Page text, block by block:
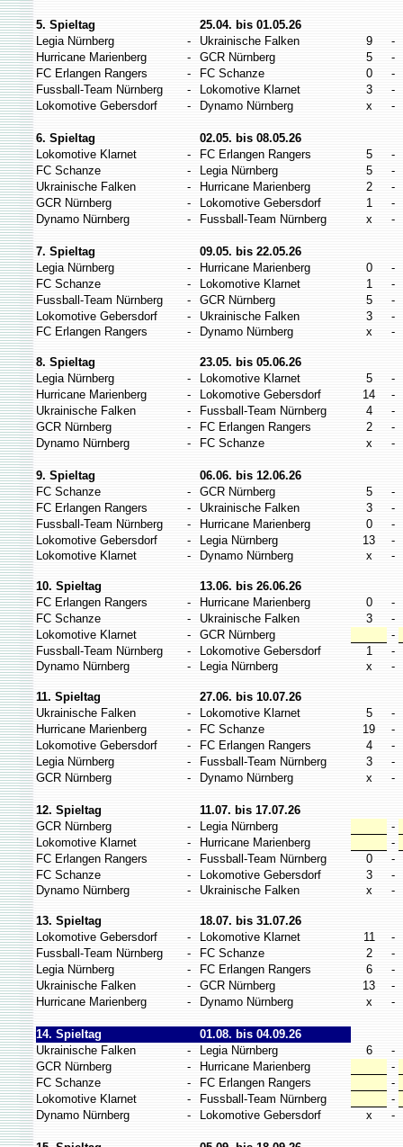
5. Spieltag
25.04. bis 01.05.26
Legia Nürnberg
- Ukrainische Falken 9
-
Hurricane Marienberg
- GCR Nürnberg 5
-
FC Erlangen Rangers
- FC Schanze 0
-
Fussball-Team Nürnberg
- Lokomotive Klarnet 3
-
Lokomotive Gebersdorf
- Dynamo Nürnberg x -
6. Spieltag
02.05. bis 08.05.26
Lokomotive Klarnet
- FC Erlangen Rangers 5
-
FC Schanze
- Legia Nürnberg 5
-
Ukrainische Falken
- Hurricane Marienberg 2
-
GCR Nürnberg
- Lokomotive Gebersdorf 1
-
Dynamo Nürnberg
- Fussball-Team Nürnberg x -
7. Spieltag
09.05. bis 22.05.26
Legia Nürnberg
- Hurricane Marienberg 0
-
FC Schanze
- Lokomotive Klarnet 1
-
Fussball-Team Nürnberg
- GCR Nürnberg 5
-
Lokomotive Gebersdorf
- Ukrainische Falken 3
-
FC Erlangen Rangers
- Dynamo Nürnberg x -
8. Spieltag
23.05. bis 05.06.26
Legia Nürnberg
- Lokomotive Klarnet 5
-
Hurricane Marienberg
- Lokomotive Gebersdorf 14
-
Ukrainische Falken
- Fussball-Team Nürnberg 4
-
GCR Nürnberg
- FC Erlangen Rangers 2
-
Dynamo Nürnberg
- FC Schanze x -
9. Spieltag
06.06. bis 12.06.26
FC Schanze
- GCR Nürnberg 5
-
FC Erlangen Rangers
- Ukrainische Falken 3
-
Fussball-Team Nürnberg
- Hurricane Marienberg 0
-
Lokomotive Gebersdorf
- Legia Nürnberg 13
-
Lokomotive Klarnet
- Dynamo Nürnberg x -
10. Spieltag
13.06. bis 26.06.26
FC Erlangen Rangers
- Hurricane Marienberg 0
-
FC Schanze
- Ukrainische Falken 3
-
Lokomotive Klarnet
- GCR Nürnberg
-
Fussball-Team Nürnberg
- Lokomotive Gebersdorf 1
-
Dynamo Nürnberg
- Legia Nürnberg x -
11. Spieltag
27.06. bis 10.07.26
Ukrainische Falken
- Lokomotive Klarnet 5
-
Hurricane Marienberg
- FC Schanze 19
-
Lokomotive Gebersdorf
- FC Erlangen Rangers 4
-
Legia Nürnberg
- Fussball-Team Nürnberg 3
-
GCR Nürnberg
- Dynamo Nürnberg x -
12. Spieltag
11.07. bis 17.07.26
GCR Nürnberg
- Legia Nürnberg
-
Lokomotive Klarnet
- Hurricane Marienberg
-
FC Erlangen Rangers
- Fussball-Team Nürnberg 0
-
FC Schanze
- Lokomotive Gebersdorf 3
-
Dynamo Nürnberg
- Ukrainische Falken x -
13. Spieltag
18.07. bis 31.07.26
Lokomotive Gebersdorf
- Lokomotive Klarnet 11
-
Fussball-Team Nürnberg
- FC Schanze 2
-
Legia Nürnberg
- FC Erlangen Rangers 6
-
Ukrainische Falken
- GCR Nürnberg 13
-
Hurricane Marienberg
- Dynamo Nürnberg x -
14. Spieltag
01.08. bis 04.09.26
Ukrainische Falken
- Legia Nürnberg 6
-
GCR Nürnberg
- Hurricane Marienberg
-
FC Schanze
- FC Erlangen Rangers
-
Lokomotive Klarnet
- Fussball-Team Nürnberg
-
Dynamo Nürnberg
- Lokomotive Gebersdorf x -